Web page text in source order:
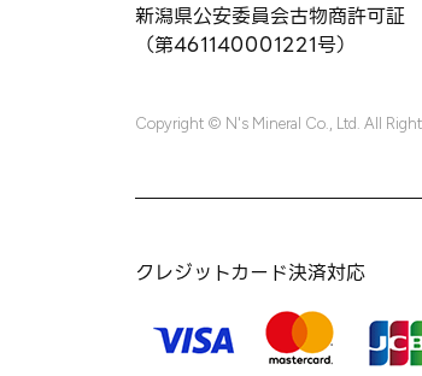
新潟県公安委員会古物商許可証
（第461140001221号）
Copyright © N's Mineral Co., Ltd. All
クレジットカード決済対応